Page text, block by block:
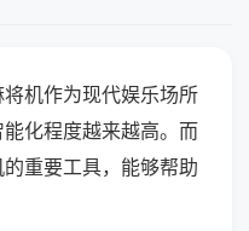
将机作为现代娱乐场所
化程度越来越高。而
重要工具，能够帮助